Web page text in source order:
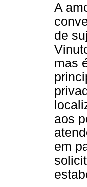
A
de
mas
aos
em